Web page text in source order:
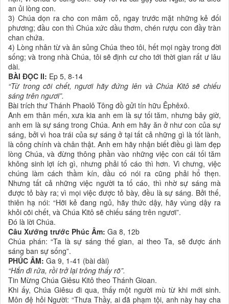
an ủi lòng con.
3) Chúa dọn ra cho con mâm cỗ, ngay trước mặt những kẻ đối
phương; đầu con thì Chúa xức dầu thơm, chén rượu con đầy tràn
chan chứa.
4) Lòng nhân từ và ân sủng Chúa theo tôi, hết mọi ngày trong đời
sống; và trong nhà Chúa, tôi sẽ định cư cho tới thời gian rất ư lâu
dài.
BÀI ĐỌC II: Ep 5, 8-14
“Từ trong cõi chết, ngươi hãy đứng lên và Chúa Kitô sẽ chiếu
sáng trên ngươi”.
Bài trích thư Thánh Phaolô Tông đồ gửi tín hữu Êphêxô.
Anh em thân mến, xưa kia anh em là sự tối tăm, nhưng bây giờ,
anh em là sự sáng trong Chúa. Anh em hãy ăn ở như con của sự
sáng, bởi vì hoa trái của sự sáng ở tại tất cả những gì là tốt lành,
là công chính và chân thật. Anh em hãy nhận biết điều gì làm đẹp
lòng Chúa, và đừng thông phần vào những việc con cái tối tăm
không sinh lợi ích gì, nhưng phải tố cáo thì hơn. Vì chưng, việc
chúng làm cách thầm kín, dầu có nói ra cũng phải hổ thẹn.
Nhưng tất cả những việc người ta tố cáo, thì nhờ sự sáng mà
được tỏ bày ra; vì mọi việc được tỏ bày, đều là sự sáng. Bởi thế,
thiên hạ nói: “Hỡi kẻ đang ngủ, hãy thức dậy, hãy vùng dậy ra
khỏi cõi chết, và Chúa Kitô sẽ chiếu sáng trên ngươi”.
Ðó là lời Chúa.
Câu Xướng trước Phúc Âm: Ga 8, 12b
Chúa phán: “Ta là sự sáng thế gian, ai theo Ta, sẽ được ánh
sáng ban sự sống”.
PHÚC ÂM: Ga 9, 1-41 (bài dài)
“Hắn đi rửa, rồi trở lại trông thấy rõ”.
Tin Mừng Chúa Giêsu Kitô theo Thánh Gioan.
Khi ấy, Chúa Giêsu đi qua, thấy một người mù từ khi mới sinh.
Môn đệ hỏi Người: “Thưa Thầy, ai đã phạm tội, anh này hay cha